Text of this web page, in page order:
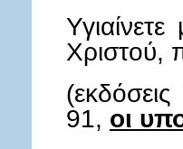
Χριστού,
91, οι